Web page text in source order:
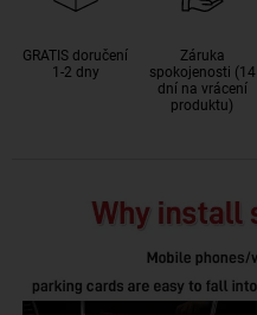
GRATIS doručení
1-2 dny
Záruka
spokojenosti (14
dní na vrácení
produktu)